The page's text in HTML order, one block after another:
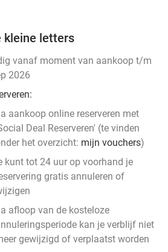
kleine letters
vanaf moment van aankoop t/m
2026
aankoop online reserveren met
Deal Reserveren' (te vinden
het overzicht: mijn vouchers)
kunt tot 24 uur op voorhand je
gratis annuleren of
afloop van de kosteloze
kan je verblijf niet
gewijzigd of verplaatst worden